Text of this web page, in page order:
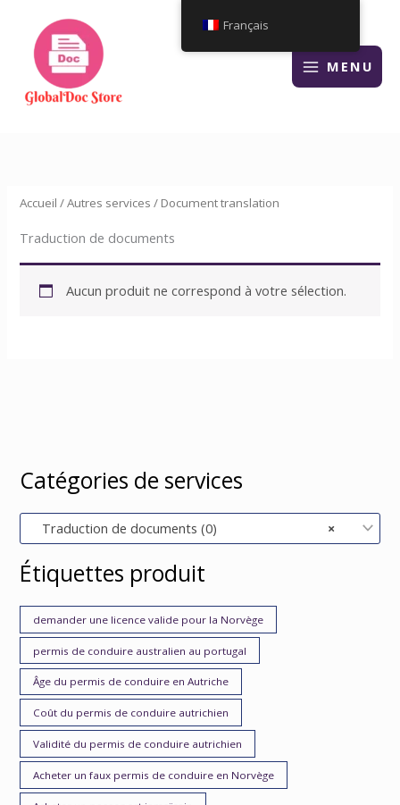
contenu
MENU
Accueil /Autres services / Document translation
Traduction de documents
Aucun produit ne correspond à votre sélection.
Catégories de services
×
Traduction de documents (0)
Étiquettes produit
demander une licence valide pour la Norvège
permis de conduire australien au portugal
Âge du permis de conduire en Autriche
Coût du permis de conduire autrichien
Validité du permis de conduire autrichien
Acheter un faux permis de conduire en Norvège
Français